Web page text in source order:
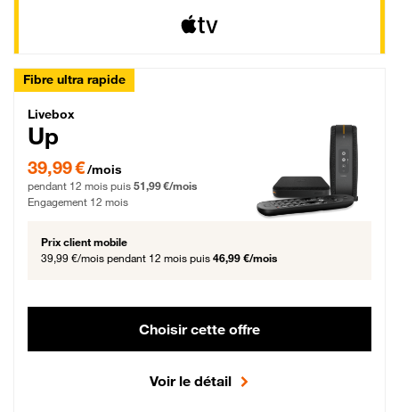
Fibre ultra rapide
Livebox Up Fibre
Livebox
Up
39,99 € par mois pendant 12 mois puis 51,99 € par mois, Engagement 12 mois
39,99 €/mois
pendant 12 mois puis 51,99 €/mois
Engagement 12 mois
Prix client mobile
39,99 €/mois pendant 12 mois puis 46,99 €/mois
Choisir cette offre
Voir le détail